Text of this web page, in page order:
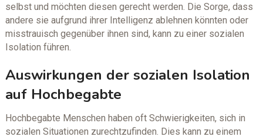
selbst und möchten diesen gerecht werden. Die Sorge, dass
andere sie aufgrund ihrer Intelligenz ablehnen könnten oder
misstrauisch gegenüber ihnen sind, kann zu einer sozialen
Isolation führen.
Auswirkungen der sozialen Isolation
auf Hochbegabte
Hochbegabte Menschen haben oft Schwierigkeiten, sich in
sozialen Situationen zurechtzufinden. Dies kann zu einem